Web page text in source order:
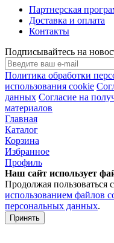
Партнерская
Доставка и оплата
Контакты
Подписывайтесь на
Политика обработки
использования cookie
данных Согласие на
материалов
Главная
Каталог
Корзина
Избранное
Профиль
Наш сайт использует
Продолжая пользоваться
использованием файлов
персональных данных.
Принять